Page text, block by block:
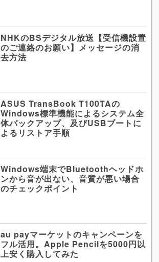
NHKのBSデジタル放送【受信機設置
のご連絡のお願い】メッセージの消
去方法
ASUS TransBook T100TAの
Windows標準機能によるシステム全
体バックアップ、及びUSBブートに
よるリストア手順
Windows端末でBluetoothヘッドホ
ンから音が出ない、音質が悪い場合
のチェックポイント
au payマーケットのキャンペーンを
フル活用。Apple Pencilを5000円以
上安く購入してみた